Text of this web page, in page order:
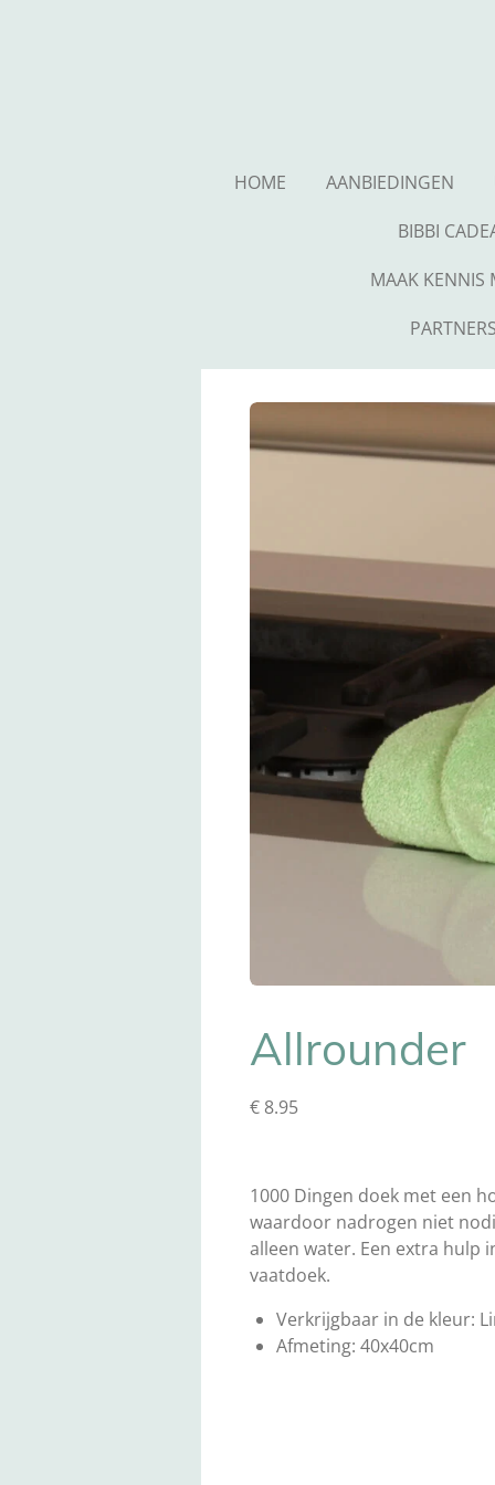
HOME AANBIEDINGEN
BIBBI
MAAK KENNIS
Allrounder
€ 8.95
1000 Dingen doek met een
waardoor nadrogen niet
alleen water. Een extra hulp
vaatdoek.
Verkrijgbaar in de kleur:
Afmeting: 40x40cm